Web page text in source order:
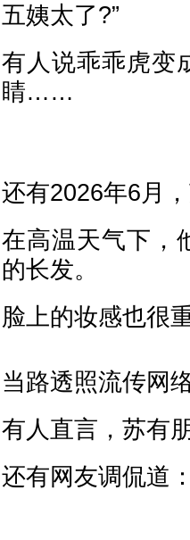
五姨太了?”
有人说乖乖虎变
睛……
还有2026年6月
在高温天气下，
的长发。
脸上的妆感也很
当路透照流传网
有人直言，苏有
还有网友调侃道